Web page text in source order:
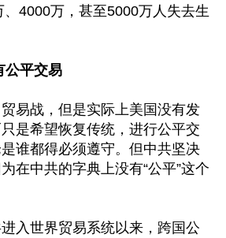
4000万，甚至5000万人失去生
公平交易
易战，但是实际上美国没有发
是希望恢复传统，进行公平交
谁都得必须遵守。但中共坚决
在中共的字典上没有“公平”这个
入世界贸易系统以来，跨国公